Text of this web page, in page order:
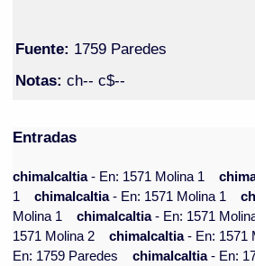
Fuente: 1759 Paredes
Notas: ch-- c$--
Entradas
chimalcaltia- En: 1571 Molina 1
1
chimalcaltia- En: 1571 Molina 1
Molina 1
chimalcaltia- En: 1571
1571 Molina 2
chimalcaltia- En: 1571
En: 1759 Paredes
chimalcaltia- En: